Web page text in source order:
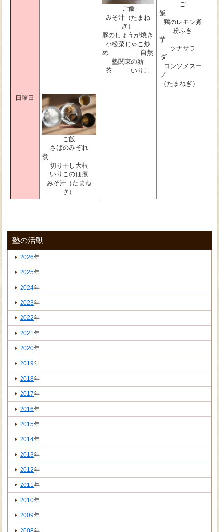
ご飯
みそ汁（たまね
ぎ）
豚のしょうが焼き
小松菜じゃこ炒
め 自然
塾関東の新
茶 いりこ
ご
鶏のレモン煮
粉ふき
ツナサラ
ダ
コンソメスー
（たまねぎ）
日曜日
ご飯
さばのみぞれ
煮
切り干し大根
いりこの佃煮
みそ汁（たまね
ぎ）
塾の活動
2026年
2025年
2024年
2023年
2022年
2021年
2020年
2019年
2018年
2017年
2016年
2015年
2014年
2013年
2012年
2011年
2010年
2009年
2008年